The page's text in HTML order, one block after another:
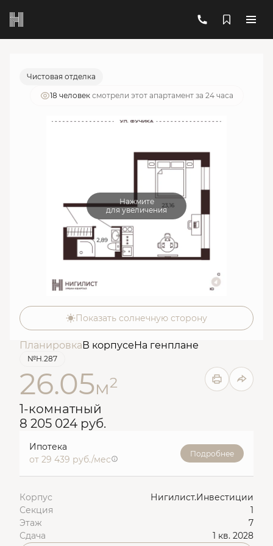
1-комнатный 8 205 024 руб.
Ипотека
Чистовая отделка
18 человек смотрели этот апартамент за 24 часа
Нажмите
для увеличения
Показать солнечную сторону
ПланировкаВ корпусеНа генплане
№Н.287
26.05м2
1-комнатный
8 205 024 руб.
Ипотека
от 29 439 руб./мес
Подробнее
Корпус
Нигилист.Инвестиции
Секция
1
Этаж
7
Сдача
1 кв. 2028